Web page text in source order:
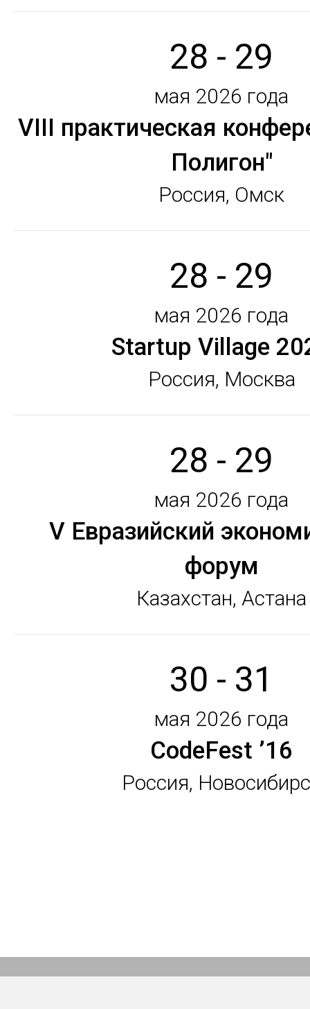
28 - 29
мая 2026 года
VIII практическая
Полигон"
Россия, Омск
28 - 29
мая 2026 года
Startup Village
Россия, Москва
28 - 29
мая 2026 года
V Евразийский
форум
Казахстан, Астана
30 - 31
мая 2026 года
CodeFest ’16
Россия,